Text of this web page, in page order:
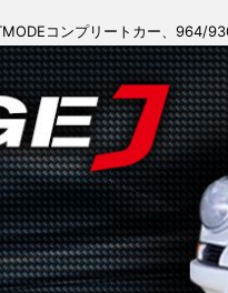
コンプリートカー、964/